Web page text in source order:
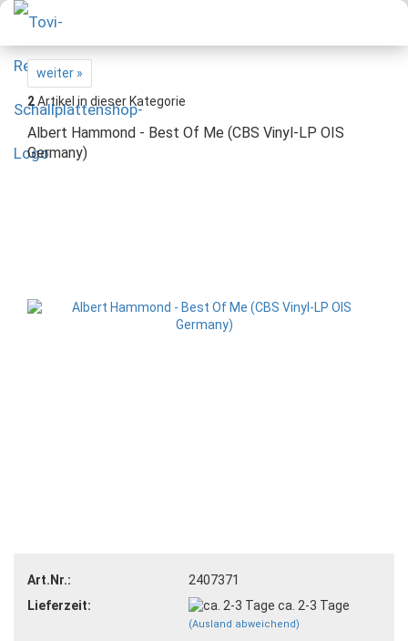
weiter »
2Artikel in dieser Kategorie
Albert Hammond - Best Of Me (CBS Vinyl-LP OIS
Germany)
Art.Nr.:
2407371
Lieferzeit:
ca. 2-3 Tage
(Ausland abweichend)